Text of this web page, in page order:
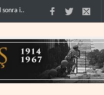
alay et.. Trump: İran savaşı